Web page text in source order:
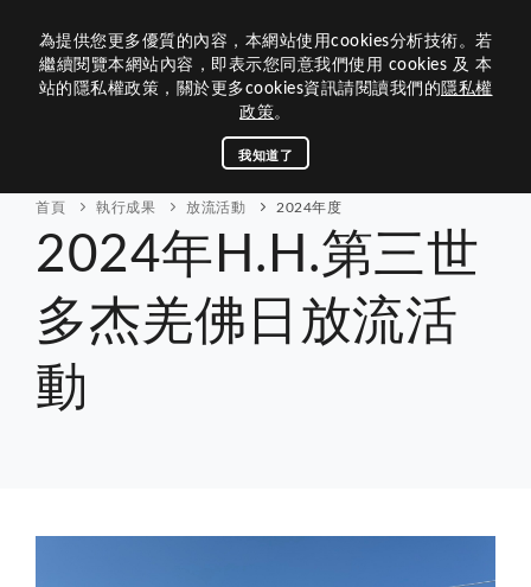
活動訊息
執行成果
財務報表
連結管理
聯絡我們
為提供您更多優質的內容，本網站使用cookies分析技術。若
繼續閱覽本網站內容，即表示您同意我們使用 cookies 及 本
站的隱私權政策，關於更多cookies資訊請閱讀我們的 隱私權
政策。
我知道了
首頁 執行成果 放流活動 2024年度
2024年H.H.第三世
多杰羌佛日放流活
動